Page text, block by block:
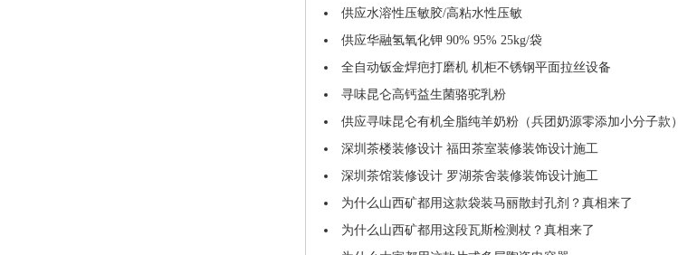
供应水溶性压敏胶/高粘水性压敏
供应华融氢氧化钾 90% 95% 25kg/袋
全自动钣金焊疤打磨机 机柜不锈钢平面拉丝设备
寻味昆仑高钙益生菌骆驼乳粉
供应寻味昆仑有机全脂纯羊奶粉（兵团奶源零添加小分子款）
深圳茶楼装修设计 福田茶室装修装饰设计施工
深圳茶馆装修设计 罗湖茶舍装修装饰设计施工
为什么山西矿都用这款袋装马丽散封孔剂？真相来了
为什么山西矿都用这段瓦斯检测杖？真相来了